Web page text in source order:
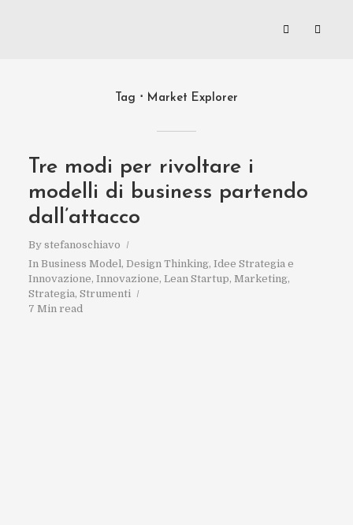
Tag Market Explorer
Tre modi per rivoltare i
modelli di business partendo
dall’attacco
By stefanoschiavo
In Business Model, Design Thinking, Idee Strategia e
Innovazione, Innovazione, Lean Startup, Marketing,
Strategia, Strumenti
7 Min read